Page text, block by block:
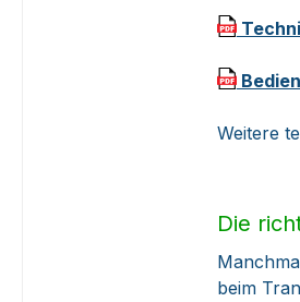
Weitere
Die
beim